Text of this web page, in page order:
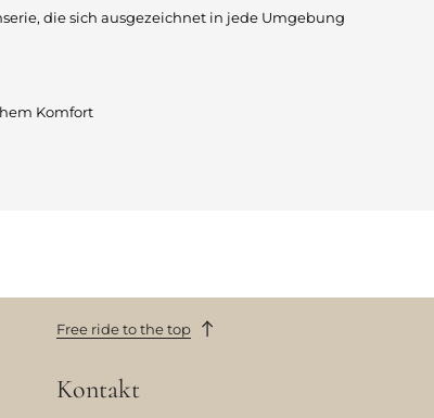
die sich ausgezeichnet in jede Umgebung
Komfort
Free ride to the top
Kontakt